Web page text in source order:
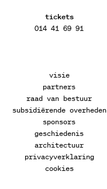
tickets
014 41 69 91
visie
partners
raad van bestuur
subsidiërende overheden
sponsors
geschiedenis
architectuur
privacyverklaring
cookies